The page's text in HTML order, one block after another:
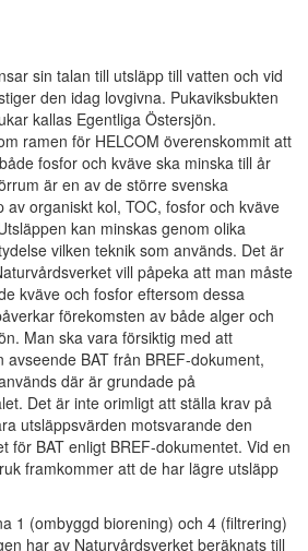
sin talan till utsläpp till vatten och vid
den idag lovgivna. Pukaviksbukten
kallas Egentliga Östersjön.
ramen för HELCOM överenskommit att
fosfor och kväve ska minska till år
är en av de större svenska
av organiskt kol, TOC, fosfor och kväve
kan minskas genom olika
vilken teknik som används. Det är
vill påpeka att man måste
kväve och fosfor eftersom dessa
förekomsten av både alger och
Man ska vara försiktig med att
BAT från BREF-dokument,
där är grundade på
Det är inte orimligt att ställa krav på
utsläppsvärden motsvarande den
för BAT enligt BREF-dokumentet. Vid en
framkommer att de har lägre utsläpp
1 (ombyggd biorening) och 4 (filtrering)
har av Naturvårdsverket beräknats till